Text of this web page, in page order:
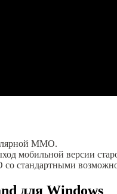
ММО.
мобильной версии
стандартными
для Windows